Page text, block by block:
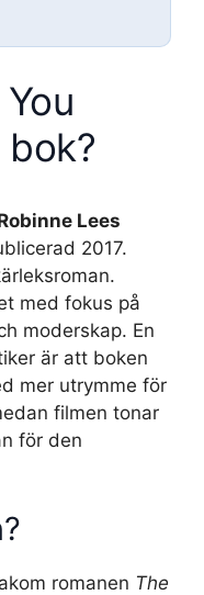
Lees
2017.
med fokus på
moderskap. En
är att boken
mer utrymme för
filmen tonar
för den
romanen The